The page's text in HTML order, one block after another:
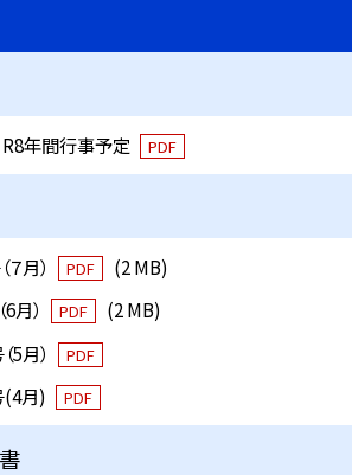
年間行事予定 PDF
月） PDF
(2 MB)
月）
PDF
(2 MB)
5月）
PDF
(4月) PDF